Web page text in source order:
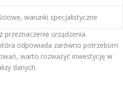
warunki specjalistyczne
urządzenia.
odpowiada zarówno potrzebom
warto rozważyć inwestycję w
danych.